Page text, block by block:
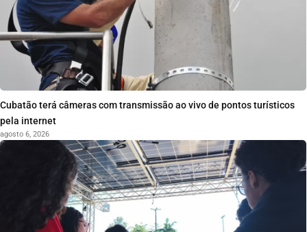
Cubatão terá câmeras com transmissão ao vivo de pontos turísticos
pela internet
agosto 6, 2026